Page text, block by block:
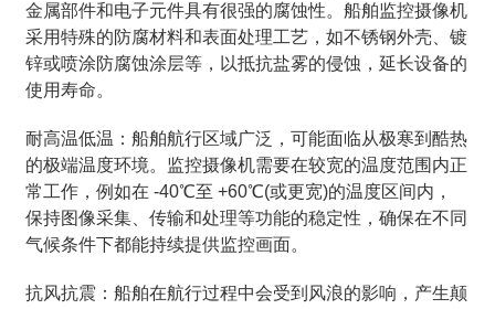
金属部件和电子元件具有很强的腐蚀性。船舶监控摄像机
采用特殊的防腐材料和表面处理工艺，如不锈钢外壳、镀
锌或喷涂防腐蚀涂层等，以抵抗盐雾的侵蚀，延长设备的
使用寿命。
耐高温低温：船舶航行区域广泛，可能面临从极寒到酷热
的极端温度环境。监控摄像机需要在较宽的温度范围内正
常工作，例如在 -40℃至 +60℃(或更宽)的温度区间内，
保持图像采集、传输和处理等功能的稳定性，确保在不同
气候条件下都能持续提供监控画面。
抗风抗震：船舶在航行过程中会受到风浪的影响，产生颠